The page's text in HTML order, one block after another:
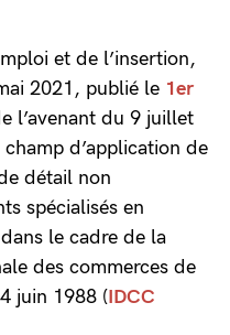
et de l’insertion,
2021, publié le 1er
l’avenant du 9 juillet
d’application de
détail non
spécialisés en
le cadre de la
des commerces de
juin 1988 (IDCC